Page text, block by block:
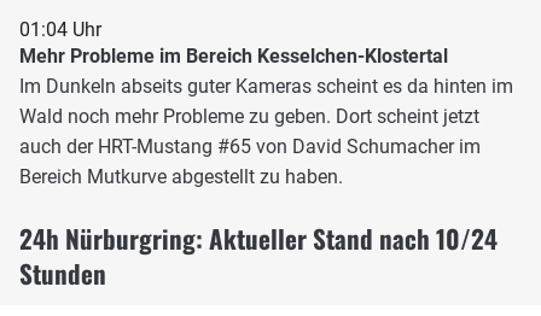
01:04 Uhr
Mehr Probleme im Bereich Kesselchen-Klostertal
Im Dunkeln abseits guter Kameras scheint es da hinten im
Wald noch mehr Probleme zu geben. Dort scheint jetzt
auch der HRT-Mustang #65 von David Schumacher im
Bereich Mutkurve abgestellt zu haben.
24h Nürburgring: Aktueller Stand nach 10/24
Stunden